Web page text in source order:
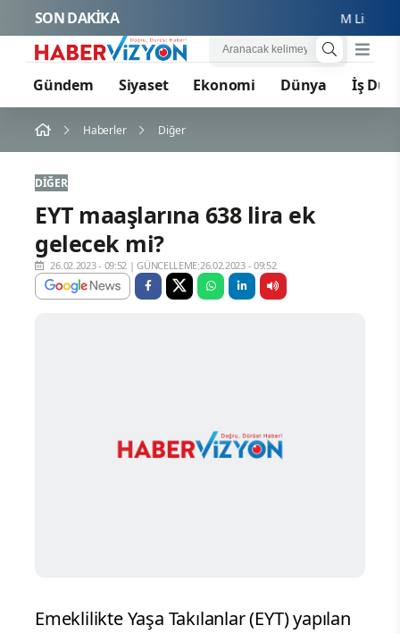
SON DAKİKA M Lisa ve
Gündem Siyaset Ekonomi Dünya İş
Haberler Diğer
DIĞER
EYT maaşlarına 638 lira ek
gelecek mi?
26.02.2023 - 09:52 |GÜNCELLEME:26.02.2023 - 09:52
Emeklilikte Yaşa Takılanlar (EYT) yapılan